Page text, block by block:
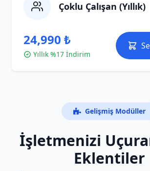
Çoklu Çalışan (Yıllık)
24,990 ₺
Yıllık %17 İndirim
Gelişmiş Modüller
İşletmenizi
Eklentiler